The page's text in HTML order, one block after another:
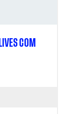
COM